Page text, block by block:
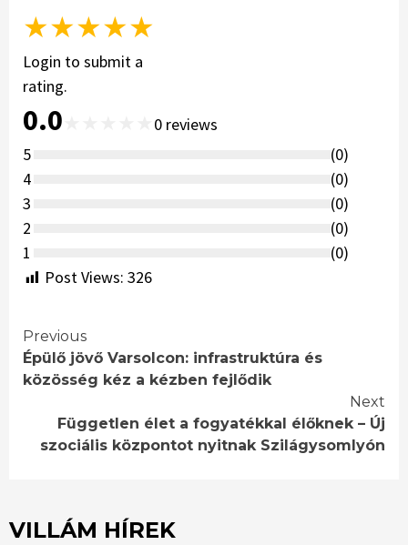
★★★★★
Login to submit a
rating.
0.0 0 reviews
5
(0)
4
(0)
3
(0)
2
(0)
1
(0)
Post Views: 326
Continue
Reading
Previous
Épülő jövő Varsolcon: infrastruktúra és
közösség kéz a kézben fejlődik
Next
Független élet a fogyatékkal élőknek – Új
szociális központot nyitnak Szilágysomlyón
VILLÁM HÍREK